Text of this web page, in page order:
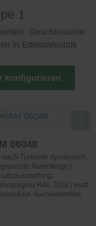
1
Geschlossene
in Edelstahloptik
konfigurieren
06048
nach Türbreite dynamisch
Nutenlänge |
RAL 7016 | matt,
hochwetterfest